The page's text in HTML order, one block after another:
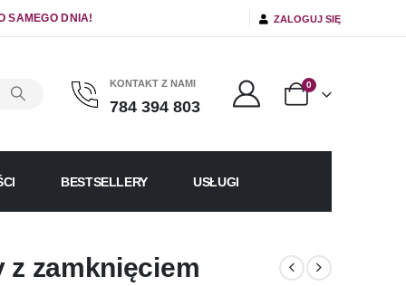
SAMEGO DNIA! ZALOGUJ SIĘ
KONTAKT Z NAMI
784 394 803
0
BESTSELLERY USŁUGI
z zamknięciem